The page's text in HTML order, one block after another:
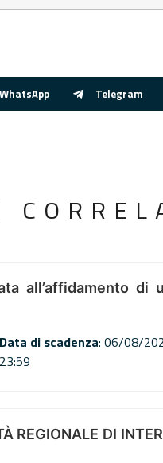
WhatsApp Telegram
all’affidamento di
Data di scadenza: 06/08/
23:59
REGIONALE DI